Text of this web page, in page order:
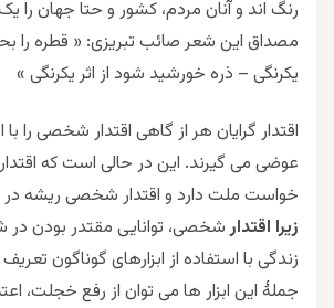
رنگ اند و آنان مردم، کشور و حتا جهان را
مصداق این شعر صائب تبریزی: « قطره را
یکرنگی – ذره خورشید شود از اثر یکرنگی »
اقتدار گرایان هر از گاهی اقتدار شخصی را با
عوضی می گیرند. این در حالی است که
خواست ملت دارد و اقتدار شخصی ریشه در
زیرا اقتدارشخصی، توانایی مقتدر بودن در
زندگی با استفاده از ابزارهای گوناگون
جملۀ این ابزار ها می توان از رفع خجلت،